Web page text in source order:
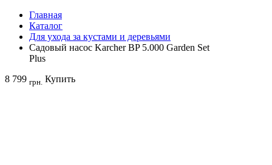
Главная
Каталог
Для ухода за кустами и деревьями
Садовый насос Karcher BP 5.000 Garden Set
Plus
8 799 грн. Купить